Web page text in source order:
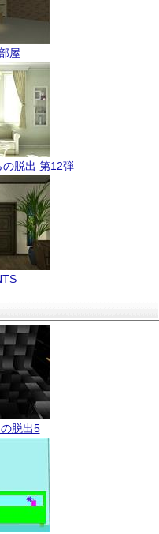
屋
脱出 第12弾
脱出5